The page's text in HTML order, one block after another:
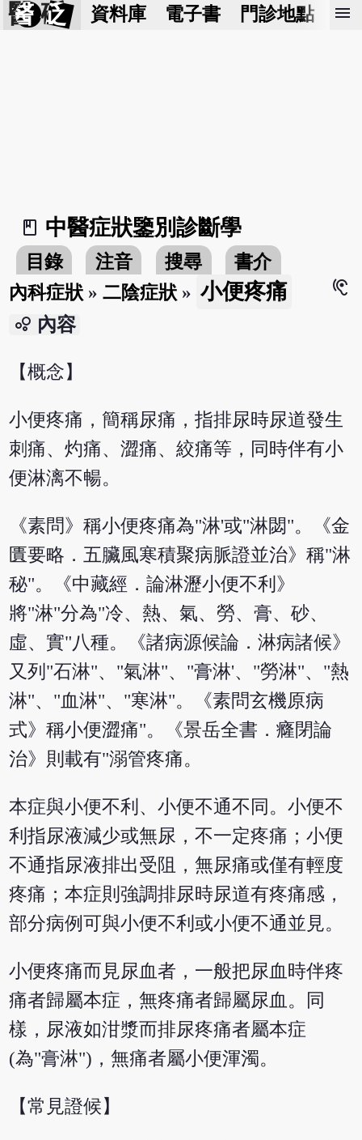
醫 砭 資料庫 電子書 門診地點 預
menu
book_2
中醫症狀鑒別診斷學
目錄 注音 搜尋
書介
內科症狀 »二陰症狀 » 小便疼痛
hearing
bubble_chart 內容
【概念】
小便疼痛，簡稱尿痛，指排尿時尿道發生
刺痛、灼痛、澀痛、絞痛等，同時伴有小
便淋漓不暢。
《素問》稱小便疼痛為"淋'或"淋閟"。《金
匱要略．五臟風寒積聚病脈證並治》稱"淋
秘"。《中藏經．論淋瀝小便不利》
將"淋"分為"冷、熱、氣、勞、膏、砂、
虛、實"八種。《諸病源候論．淋病諸候》
又列"石淋"、"氣淋"、"膏淋'、"勞淋"、"熱
淋"、"血淋"、"寒淋"。《素問玄機原病
式》稱小便澀痛"。《景岳全書．癃閉論
治》則載有"溺管疼痛。
本症與小便不利、小便不通不同。小便不
利指尿液減少或無尿，不一定疼痛；小便
不通指尿液排出受阻，無尿痛或僅有輕度
疼痛；本症則強調排尿時尿道有疼痛感，
部分病例可與小便不利或小便不通並見。
小便疼痛而見尿血者，一般把尿血時伴疼
痛者歸屬本症，無疼痛者歸屬尿血。同
樣，尿液如泔漿而排尿疼痛者屬本症
(為"膏淋")，無痛者屬小便渾濁。
【常見證候】